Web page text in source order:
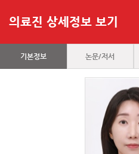
의료진 상세정보 보기
기본정보 논문/저서